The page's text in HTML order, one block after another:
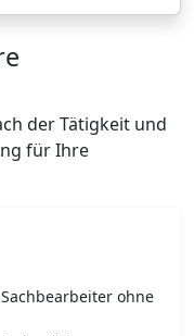
der Tätigkeit und
für Ihre
ohne